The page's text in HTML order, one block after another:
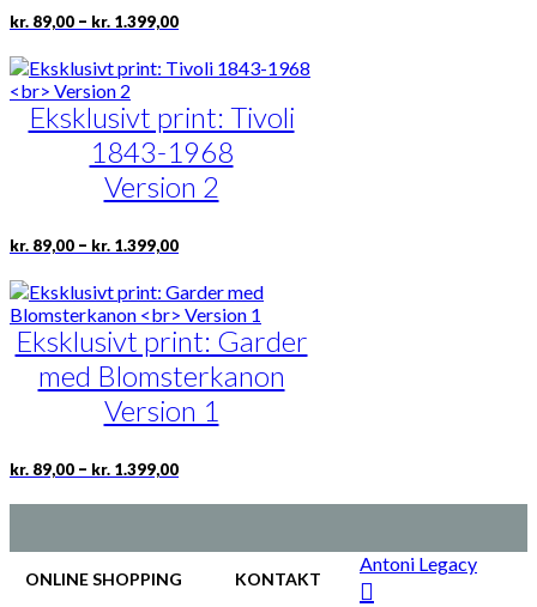
kr. 89,00 – kr. 1.399,00Prisinterval:
kr. 89,00
kr. 1.399,00
Dette
vare
har
flere
varianter.
Mulighederne
kan
vælges
på
Eksklusivt print: Tivoli
1843-1968
Version 2
kr. 89,00 – kr. 1.399,00Prisinterval:
kr. 89,00
kr. 1.399,00
Dette
vare
har
flere
varianter.
Mulighederne
kan
vælges
på
Eksklusivt print: Garder
med Blomsterkanon
Version 1
kr. 89,00 – kr. 1.399,00Prisinterval:
kr. 89,00
til
Dette
vare
har
varianter.
Mulighederne
ONLINE SHOPPING KONTAKT
Antoni Legacy